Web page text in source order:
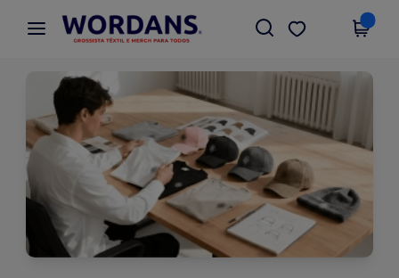
× App Wordans
Melhores preços na app!
Obter app